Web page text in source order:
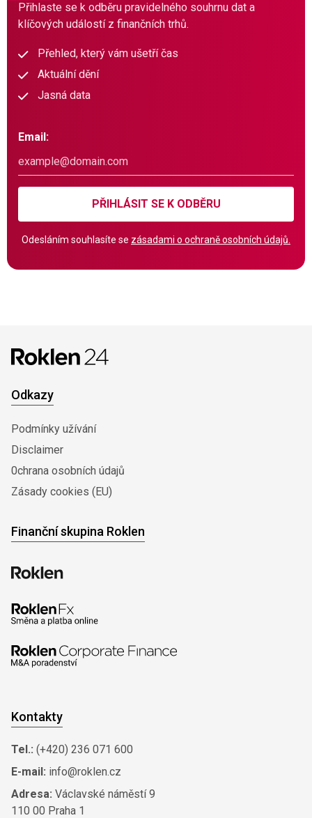
Přihlaste se k odběru pravidelného souhrnu dat a
klíčových událostí z finančních trhů.
Přehled, který vám ušetří čas
Aktuální dění
Jasná data
Email:
PŘIHLÁSIT SE K ODBĚRU
Odesláním souhlasíte se zásadami o ochraně osobních údajů.
Odkazy
Podmínky užívání
Disclaimer
0chrana osobních údajů
Zásady cookies (EU)
Finanční skupina Roklen
Kontakty
Tel.: (+420) 236 071 600
E-mail: info@roklen.cz
Adresa: Václavské náměstí 9
110 00 Praha 1